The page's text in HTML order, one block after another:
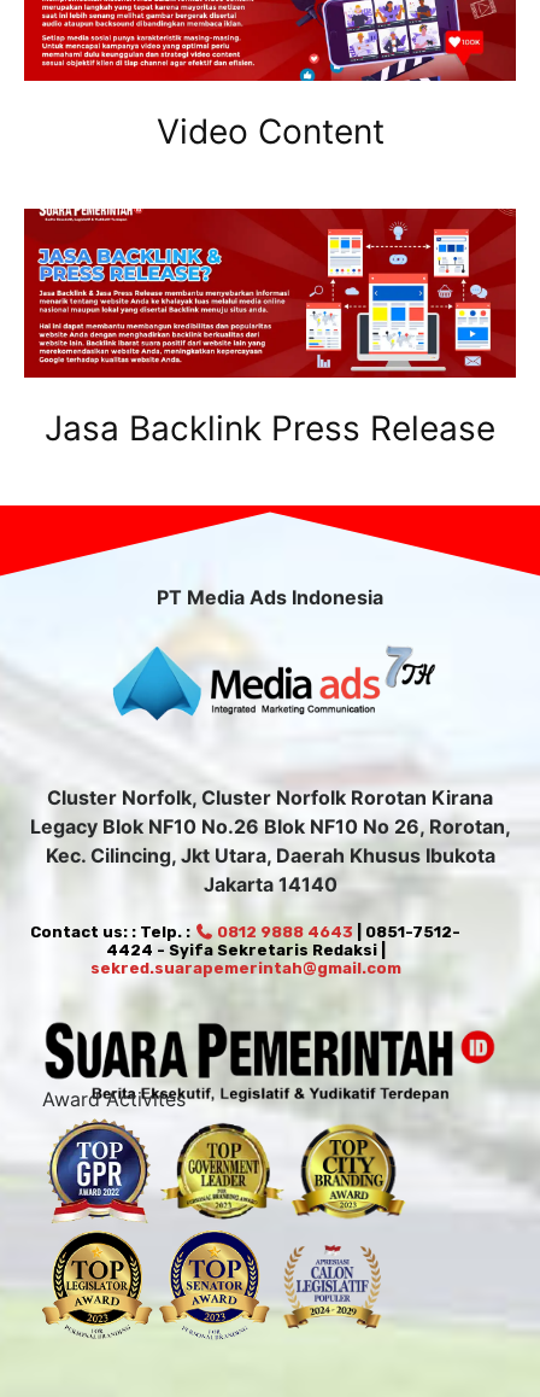
Video Content
Jasa Backlink Press Release
PT Media Ads Indonesia
Cluster Norfolk, Cluster Norfolk Rorotan Kirana
Legacy Blok NF10 No.26 Blok NF10 No 26, Rorotan,
Kec. Cilincing, Jkt Utara, Daerah Khusus Ibukota
Jakarta 14140
Contact us: : Telp. : 0812 9888 4643 | 0851-7512-
4424 - Syifa Sekretaris Redaksi |
sekred.suarapemerintah@gmail.com
Award Activites